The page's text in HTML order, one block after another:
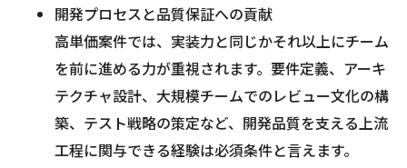
開発プロセスと品質保証への貢献
高単価案件では、実装力と同じかそれ以上にチーム
を前に進める力が重視されます。要件定義、アーキ
テクチャ設計、大規模チームでのレビュー文化の構
築、テスト戦略の策定など、開発品質を支える上流
工程に関与できる経験は必須条件と言えます。